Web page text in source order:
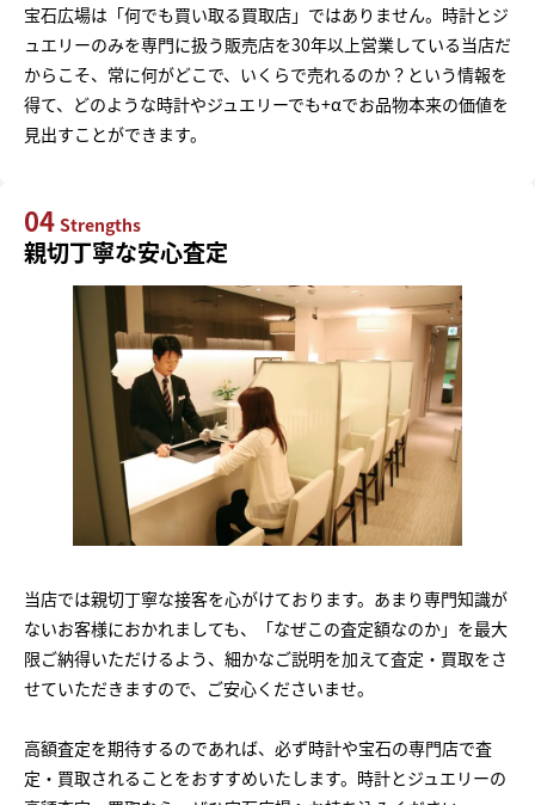
宝石広場は「何でも買い取る買取店」ではありません。時計とジ
ュエリーのみを専門に扱う販売店を30年以上営業している当店だ
からこそ、常に何がどこで、いくらで売れるのか？という情報を
得て、どのような時計やジュエリーでも+αでお品物本来の価値を
見出すことができます。
04 Strengths
親切丁寧な安心査定
当店では親切丁寧な接客を心がけております。あまり専門知識が
ないお客様におかれましても、「なぜこの査定額なのか」を最大
限ご納得いただけるよう、細かなご説明を加えて査定・買取をさ
せていただきますので、ご安心くださいませ。
高額査定を期待するのであれば、必ず時計や宝石の専門店で査
定・買取されることをおすすめいたします。時計とジュエリーの